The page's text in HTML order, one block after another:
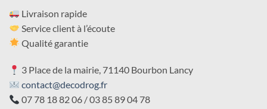
Livraison rapide
Service client à l’écoute
Qualité garantie
3 Place de la mairie, 71140 Bourbon Lancy
contact@decodrog.fr
07 78 18 82 06 / 03 85 89 04 78